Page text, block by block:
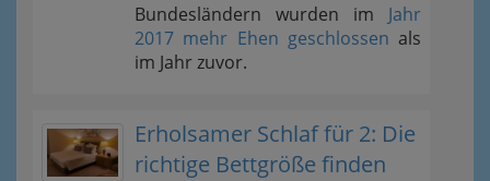
Bundesländern wurden im Jahr
2017 mehr Ehen geschlossen als
im Jahr zuvor.
Erholsamer Schlaf für 2: Die
richtige Bettgröße finden